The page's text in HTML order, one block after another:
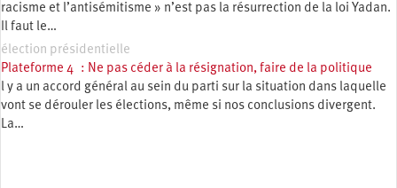
racisme et l’antisémitisme » n’est pas la résurrection de la loi Yadan.
Il faut le…
élection présidentielle
Plateforme 4 : Ne pas céder à la résignation, faire de la politique
l y a un accord général au sein du parti sur la situation dans laquelle
vont se dérouler les élections, même si nos conclusions divergent.
La…